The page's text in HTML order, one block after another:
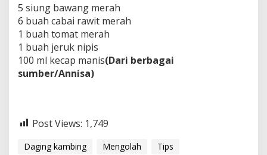
5 siung bawang merah
6 buah cabai rawit merah
1 buah tomat merah
1 buah jeruk nipis
100 ml kecap manis(Dari berbagai
sumber/Annisa)
Post Views: 1,749
Daging kambing Mengolah
Tips